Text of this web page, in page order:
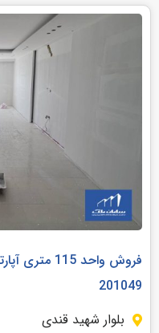
فروش واحد
201049
بلوار شهید قندی